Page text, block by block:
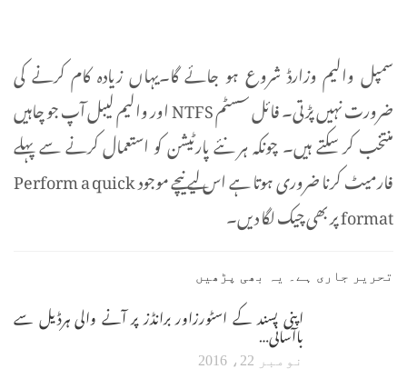
سمپل والیم وزارڈ شروع ہو جائے گا۔یہاں زیادہ کام کرنے کی
ضرورت نہیں پڑتی۔ فائل سسٹم NTFS اور والیم لیبل آپ جو چاہیں
منتخب کر سکتے ہیں۔ چونکہ ہر نئے پارٹیشن کو استعمال کرنے سے پہلے
فارمیٹ کرنا ضروری ہوتا ہے اس لیے نیچے موجود Perform a quick
format پر بھی چیک لگا دیں۔
تحریر جاری ہے۔ یہ بھی پڑھیں
اپنی پسند کے اسٹورزاور برانڈز پر آنے والی ہرڈیل سے
باآسانی…
نومبر 22، 2016